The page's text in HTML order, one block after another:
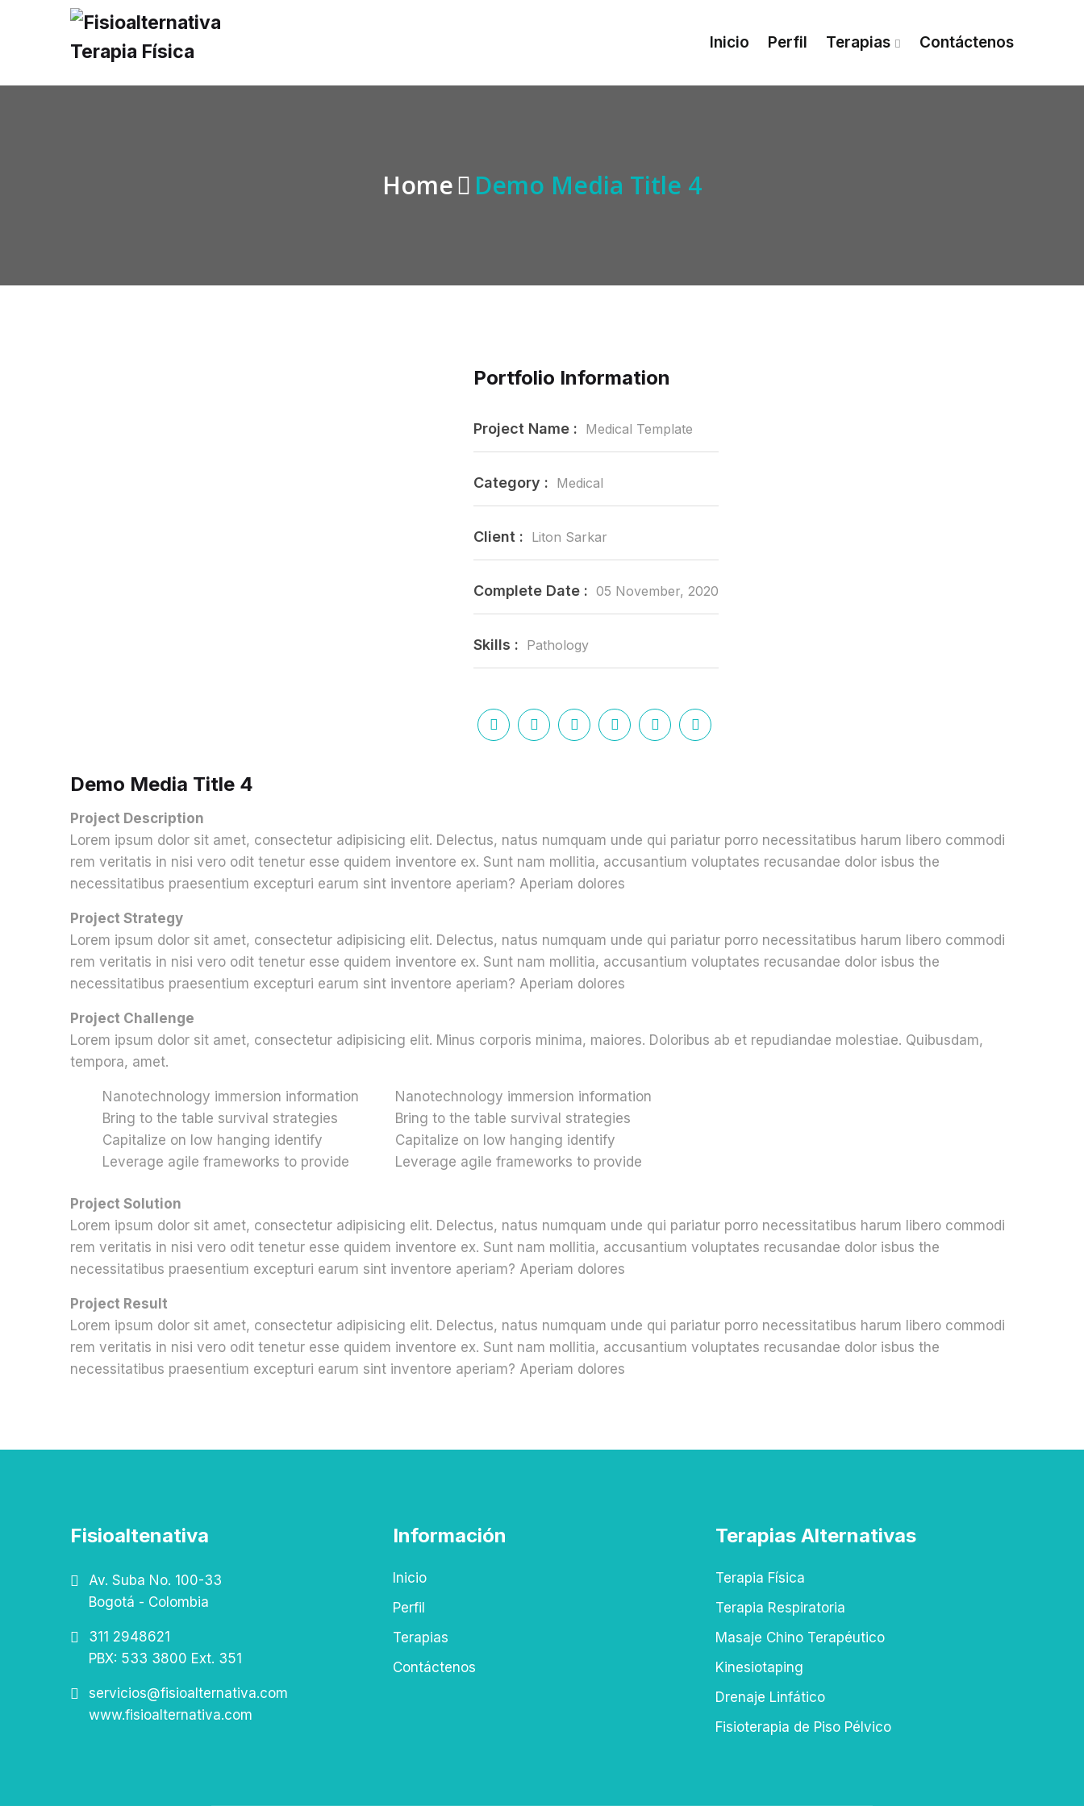
Inicio Perfil Terapias Contáctenos
Home Demo Media Title 4
Portfolio Information
Project Name : Medical Template
Category : Medical
Client : Liton Sarkar
Complete Date : 05 November, 2020
Skills : Pathology
Demo Media Title 4
Project Description
Lorem ipsum dolor sit amet, consectetur adipisicing elit. Delectus, natus numquam unde qui pariatur porro necessitatibus harum libero commodi
rem veritatis in nisi vero odit tenetur esse quidem inventore ex. Sunt nam mollitia, accusantium voluptates recusandae dolor isbus the
necessitatibus praesentium excepturi earum sint inventore aperiam? Aperiam dolores
Project Strategy
Lorem ipsum dolor sit amet, consectetur adipisicing elit. Delectus, natus numquam unde qui pariatur porro necessitatibus harum libero commodi
rem veritatis in nisi vero odit tenetur esse quidem inventore ex. Sunt nam mollitia, accusantium voluptates recusandae dolor isbus the
necessitatibus praesentium excepturi earum sint inventore aperiam? Aperiam dolores
Project Challenge
Lorem ipsum dolor sit amet, consectetur adipisicing elit. Minus corporis minima, maiores. Doloribus ab et repudiandae molestiae. Quibusdam,
tempora, amet.
Nanotechnology immersion information
Bring to the table survival strategies
Capitalize on low hanging identify
Leverage agile frameworks to provide
Nanotechnology immersion information
Bring to the table survival strategies
Capitalize on low hanging identify
Leverage agile frameworks to provide
Project Solution
Lorem ipsum dolor sit amet, consectetur adipisicing elit. Delectus, natus numquam unde qui pariatur porro necessitatibus harum libero commodi
rem veritatis in nisi vero odit tenetur esse quidem inventore ex. Sunt nam mollitia, accusantium voluptates recusandae dolor isbus the
necessitatibus praesentium excepturi earum sint inventore aperiam? Aperiam dolores
Project Result
Lorem ipsum dolor sit amet, consectetur adipisicing elit. Delectus, natus numquam unde qui pariatur porro necessitatibus harum libero commodi
rem veritatis in nisi vero odit tenetur esse quidem inventore ex. Sunt nam mollitia, accusantium voluptates recusandae dolor isbus the
necessitatibus praesentium excepturi earum sint inventore aperiam? Aperiam dolores
Fisioaltenativa
Av. Suba No. 100-33
Bogotá - Colombia
311 2948621
PBX: 533 3800 Ext. 351
servicios@fisioalternativa.com
www.fisioalternativa.com
Información
Inicio
Perfil
Terapias
Contáctenos
Terapias Alternativas
Terapia Física
Terapia Respiratoria
Masaje Chino Terapéutico
Kinesiotaping
Drenaje Linfático
Fisioterapia de Piso Pélvico